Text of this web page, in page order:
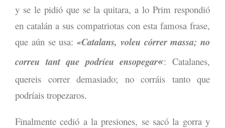
y se le pidió que se la quitara, a lo Prim respondió
en catalán a sus compatriotas con esta famosa frase,
que aún se usa: «Catalans, voleu córrer massa; no
correu tant que podríeu ensopegar«: Catalanes,
quereis correr demasiado; no corráis tanto que
podríais tropezaros.
Finalmente cedió a la presiones, se sacó la gorra y